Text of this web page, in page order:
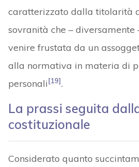
caratterizzato dalla titolarità
sovranità che – diversamente
venire frustata da un
alla normativa in materia di
personali[19].
La prassi seguita
costituzionale
Considerato quanto